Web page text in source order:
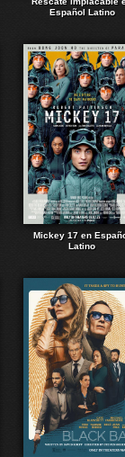
Español Latino
Mickey 17 en
Latino